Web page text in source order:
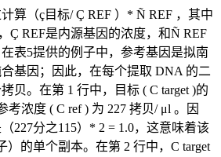
算（ç目标/ Ç REF ）* Ñ REF ，其中
Ç REF是内源基因的浓度，和Ñ REF
表5提供的例子中，参考基因是拟南
基因；因此，在每个提取 DNA 的二
贝。在第 1 行中，目标 ( C target )的
考浓度 ( C ref ) 为 227 拷贝/ μl 。因
227分之115）* 2 = 1.0，这意味着该
）的单个副本。在第 2 行中，C target